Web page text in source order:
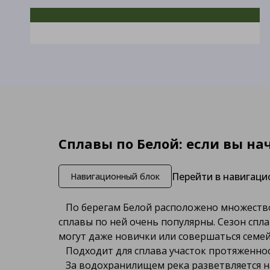
Сплавы по Белой: если вы
Навигационный блок Перейти в
По берегам Белой расположено
сплавы по ней очень популярны. Сезон
могут даже новички или совершаться
Подходит для сплава участок
За водохранилищем река разветвляется